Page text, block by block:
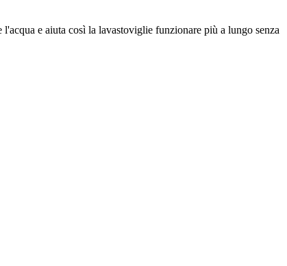
e aiuta così la lavastoviglie funzionare più a lungo senza